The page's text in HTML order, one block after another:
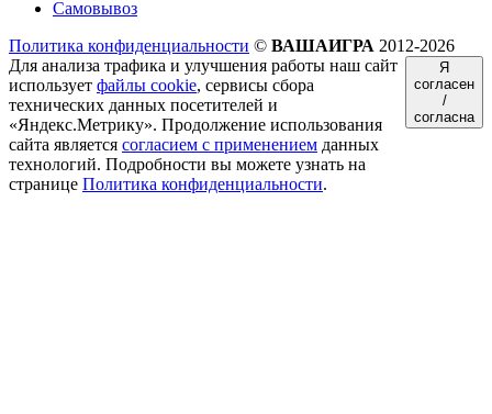
Самовывоз
Политика конфиденциальности © ВАШАИГРА 2012-2026
Для анализа трафика и улучшения работы наш сайт
использует файлы cookie, сервисы сбора
технических данных посетителей и
«Яндекс.Метрику». Продолжение использования
сайта является согласием с применением данных
технологий. Подробности вы можете узнать на
странице Политика конфиденциальности.
Я
согласен
/
согласна